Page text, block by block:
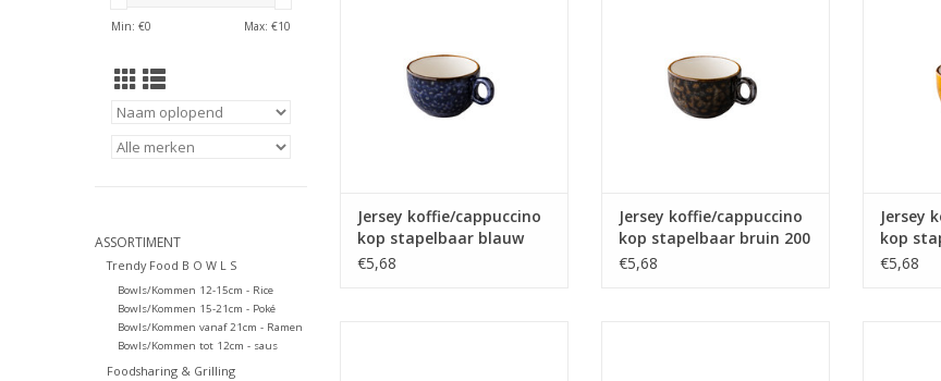
Min: €0 Max: €10
ASSORTIMENT
Trendy Food B O W L S
Bowls/Kommen 12-15cm - Rice
Bowls/Kommen 15-21cm - Poké
Bowls/Kommen vanaf 21cm - Ramen
Bowls/Kommen tot 12cm - saus
Foodsharing & Grilling
TOEVOEGEN AAN WINKELWAGEN
Jersey koffie/cappuccino
kop stapelbaar blauw
200 ml
€5,68
TOEVOEGEN AAN WINKELWAGEN
Jersey koffie/cappuccino
kop stapelbaar bruin 200
ml
€5,68
Jersey
kop
200ml
€5,68